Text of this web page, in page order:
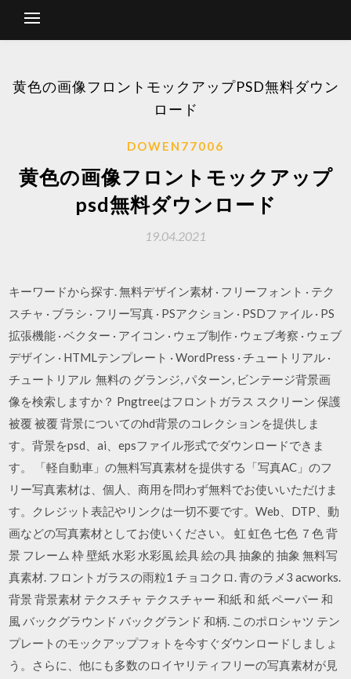
黄色の画像フロントモックアップPSD無料ダウン
ロード
DOWEN77006
黄色の画像フロントモックアップ
psd無料ダウンロード
19.04.2021
キーワードから探す. 無料デザイン素材 · フリーフォント · テク
スチャ · ブラシ · フリー写真 · PSアクション · PSDファイル · PS
拡張機能 · ベクター · アイコン · ウェブ制作 · ウェブ考察 · ウェブ
デザイン · HTMLテンプレート · WordPress · チュートリアル ·
チュートリアル 無料の グランジ, パターン, ビンテージ背景画
像を検索しますか？ Pngtreeはフロントガラス スクリーン 保護
被覆 被覆 背景についてのhd背景のコレクションを提供しま
す。背景をpsd、ai、epsファイル形式でダウンロードできま
す。 「軽自動車」の無料写真素材を提供する「写真AC」のフ
リー写真素材は、個人、商用を問わず無料でお使いいただけま
す。クレジット表記やリンクは一切不要です。Web、DTP、動
画などの写真素材としてお使いください。 虹 虹色 七色 ７色 背
景 フレーム 枠 壁紙 水彩 水彩風 絵具 絵の具 抽象的 抽象 無料写
真素材. フロントガラスの雨粒1 チョコクロ. 青のラメ3 acworks.
背景 背景素材 テクスチャ テクスチャー 和紙 和 紙 ペーパー 和
風 バックグラウンド バックグランド 和柄. このポロシャツ テン
プレートのモックアップフォトを今すぐダウンロードしましょ
う。さらに、他にも多数のロイヤリティフリーの写真素材が見